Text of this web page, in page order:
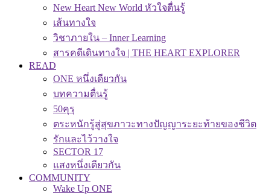
New Heart New World หัวใจตื่นรู้
เส้นทางใจ
วิชาภายใน – Inner Learning
สารคดีเดินทางใจ | THE HEART EXPLORER
READ
ONE หนึ่งเดียวกัน
บทความตื่นรู้
50คุรุ
ตระหนักรู้สู่สุขภาวะทางปัญญาระยะท้ายของชีวิต
รักและไว้วางใจ
SECTOR 17
แสงหนึ่งเดียวกัน
COMMUNITY
Wake Up ONE